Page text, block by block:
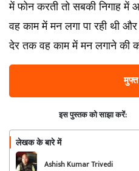
में फोन करती तो सबकी निगाह‌ में
वह काम में मन लगा पा रही थी
देर तक वह काम में मन लगाने की
इस पुस्तक को साझा करें:
लेखक के बारे में
Ashish Kumar Trivedi